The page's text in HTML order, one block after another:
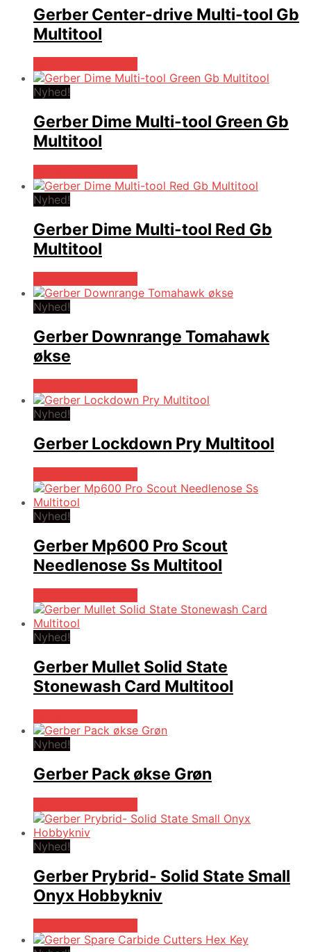
Gerber Center-drive Multi-tool Gb
Multitool
Nyhed!
Gerber Dime Multi-tool Green Gb
Multitool
Nyhed!
Gerber Dime Multi-tool Red Gb
Multitool
Nyhed!
Gerber Downrange Tomahawk
økse
Nyhed!
Gerber Lockdown Pry Multitool
Nyhed!
Gerber Mp600 Pro Scout
Needlenose Ss Multitool
Nyhed!
Gerber Mullet Solid State
Stonewash Card Multitool
Nyhed!
Gerber Pack økse Grøn
Nyhed!
Gerber Prybrid- Solid State Small
Onyx Hobbykniv